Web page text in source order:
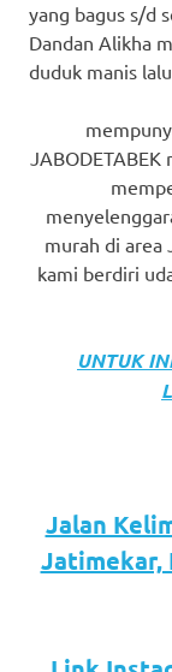
yang bagus s/d
Dandan Alikha
duduk manis
murah di area
kami berdiri
UNTUK
Jalan
Jatimekar,